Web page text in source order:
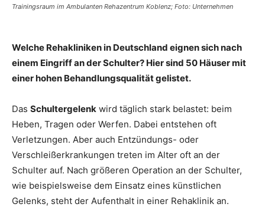
Trainingsraum im Ambulanten Rehazentrum Koblenz; Foto: Unternehmen
Welche Rehakliniken in Deutschland eignen sich nach
einem Eingriff an der Schulter? Hier sind 50 Häuser mit
einer hohen Behandlungsqualität gelistet.
Das Schultergelenk wird täglich stark belastet: beim
Heben, Tragen oder Werfen. Dabei entstehen oft
Verletzungen. Aber auch Entzündungs- oder
Verschleißerkrankungen treten im Alter oft an der
Schulter auf. Nach größeren Operation an der Schulter,
wie beispielsweise dem Einsatz eines künstlichen
Gelenks, steht der Aufenthalt in einer Rehaklinik an.